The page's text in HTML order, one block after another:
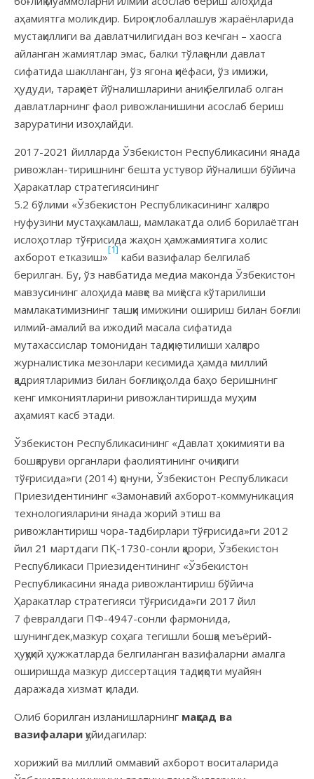
аҳамиятга моликдир. Бироқ глобаллашув жараёнларида
мустақиллиги ва давлатчилигидан воз кечган – хаосга
айланган жамиятлар эмас, балки тўлақонли давлат
сифатида шаклланган, ўз ягона қиёфаси, ўз имижи,
ҳудуди, тараққиёт йўналишларини аниқ белгилаб олган
давлатларнинг фаол ривожланишини асослаб бериш
заруратини изоҳлайди.
2017-2021 йилларда Ўзбекистон Республикасини янада
ривожлан-тиришнинг бешта устувор йўналиши бўйича
Ҳаракатлар стратегиясининг
5.2 бўлими «Ўзбекистон Республикасининг халқаро
нуфузини мустаҳкамлаш, мамлакатда олиб борилаётган
ислоҳотлар тўғрисида жаҳон ҳамжамиятига холис
ахборот етказиш»
[1]
каби вазифалар белгилаб
берилган. Бу, ўз навбатида медиа маконда Ўзбекистон
мавзусининг алоҳида мавқе ва миқёсга кўтарилиши
мамлакатимиз­нинг ташқи имижини ошириш билан боғлиқ
илмий-амалий ва ижодий масала сифатида
мутахассислар томонидан тадқиқ этилиши халқаро
журналистика мезонлари кесимида ҳамда миллий
қадриятларимиз билан боғлиқ ҳолда баҳо беришнинг
кенг имкониятларини ривожлантиришда муҳим
аҳамият касб этади.
Ўзбекистон Республикасининг «Давлат ҳокимияти ва
бошқаруви органлари фаолиятининг очиқлиги
тўғрисида»ги (2014) қонуни, Ўзбекистон Республикаси
Приезидентининг «Замонавий ахборот-коммуникация
технологияларини янада жорий этиш ва
ривожлантириш чора-тадбирлари тўғрисида»ги 2012
йил 21 мартдаги ПҚ-1730-сонли қарори, Ўзбекистон
Республикаси Приезидентининг «Ўзбекистон
Республикасини янада ривожлантириш бўйича
Ҳаракатлар стратегияси тўғрисида»ги 2017 йил
7 февралдаги ПФ-4947-сонли фармонида,
шунингдек,мазкур соҳага тегишли бошқа меъёрий-
ҳуқуқий ҳужжатларда белгиланган вазифаларни амалга
оширишда мазкур диссертация тадқиқоти муайян
даражада хизмат қилади.
Олиб борилган изланишларнинг мақсад ва
вазифалари қуйидагилар:
хорижий ва миллий оммавий ахборот воситаларида